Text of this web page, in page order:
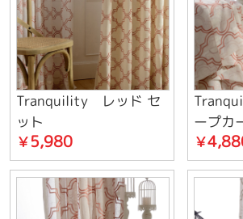
Tranquility レッド セ
ット
￥5,980
ープカ
￥